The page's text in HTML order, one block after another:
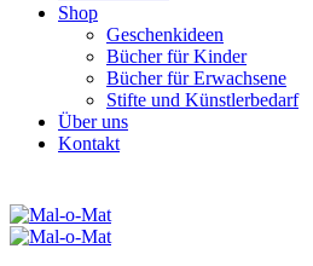
Shop
Geschenkideen
Bücher für Kinder
Bücher für Erwachsene
Stifte und Künstlerbedarf
Über uns
Kontakt